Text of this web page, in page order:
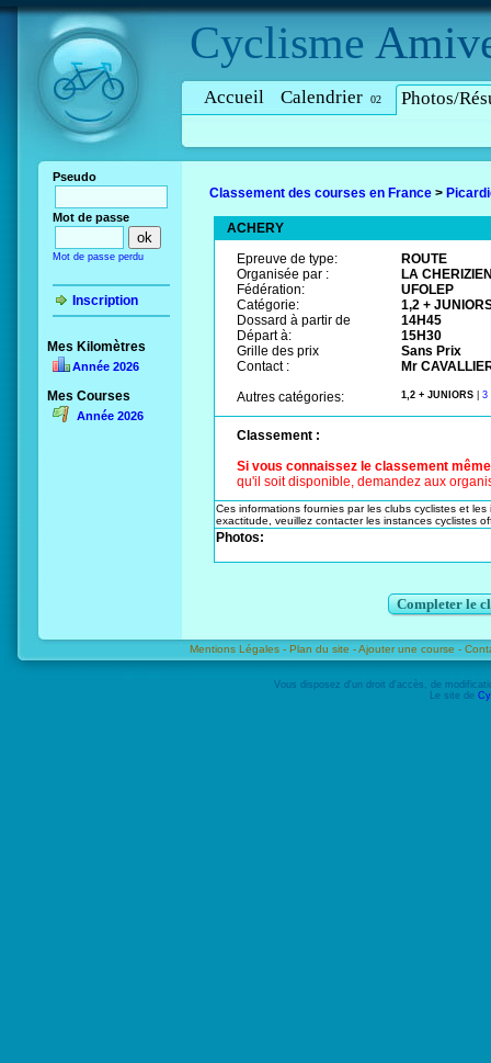
Cyclisme
Accueil Calendrier 02 Photos/
Pseudo
Mot de passe
Mot de passe perdu
Inscription
Mes Kilomètres
Année 2026
Mes Courses
Année 2026
Classement des courses en France >
ACHERY
Epreuve de type:
ROUTE
Organisée par :
LA
Fédération:
UFOLEP
Catégorie:
1,2 +
Dossard à partir de
14H45
Départ à:
15H30
Grille des prix
Sans Prix
Contact :
Mr
Autres catégories:
1,2 + JUNIORS 3
Classement :
Si vous connaissez le classement
qu'il soit disponible, demandez aux
Ces informations fournies par les clubs cyclistes et
exactitude, veuillez contacter les instances cyclistes
Photos:
Completer le
Mentions Légales - Plan du site -Ajouter une course -
Vous disposez d'un droit d'accès, de
Le site de